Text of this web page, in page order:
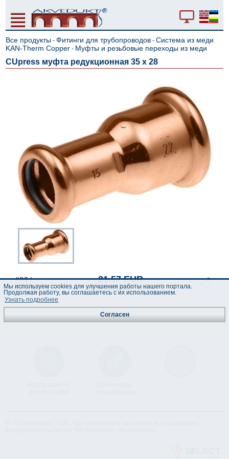
Все продукты -Фитинги для трубопроводов -Система из меди
KAN-Therm Copper - Муфты и резьбовые переходы из меди
CUpress муфта редукционная 35 x 28
код :
283027
21.57 EUR
(Цены указаны с НДС)
Мы используем cookies для улучшения работы нашего портала.
Продолжая работу, вы соглашаетесь с их использованием.
Узнать подробнее
Согласен